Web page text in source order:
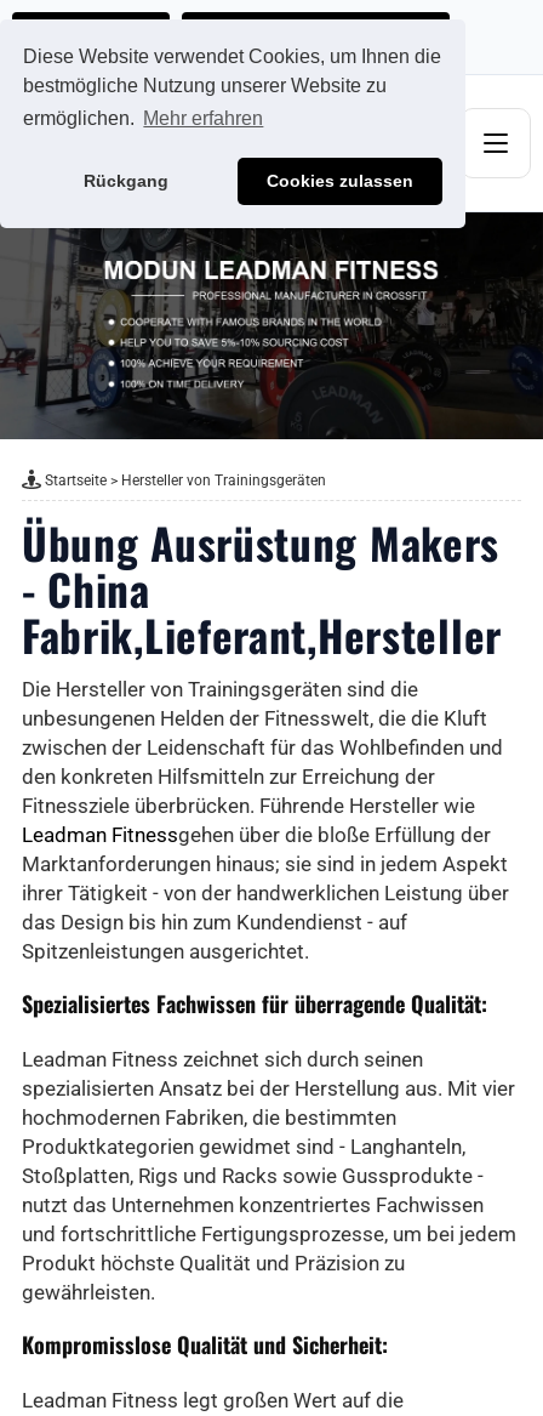
Diese Website verwendet Cookies, um Ihnen die
bestmögliche Nutzung unserer Website zu
ermöglichen. Mehr erfahren
Rückgang Cookies zulassen
Startseite> Hersteller von Trainingsgeräten
Übung Ausrüstung Makers
- China
Fabrik,Lieferant,Hersteller
Die Hersteller von Trainingsgeräten sind die
unbesungenen Helden der Fitnesswelt, die die Kluft
zwischen der Leidenschaft für das Wohlbefinden und
den konkreten Hilfsmitteln zur Erreichung der
Fitnessziele überbrücken. Führende Hersteller wie
Leadman Fitnessgehen über die bloße Erfüllung der
Marktanforderungen hinaus; sie sind in jedem Aspekt
ihrer Tätigkeit - von der handwerklichen Leistung über
das Design bis hin zum Kundendienst - auf
Spitzenleistungen ausgerichtet.
Spezialisiertes Fachwissen für überragende Qualität:
Leadman Fitness zeichnet sich durch seinen
spezialisierten Ansatz bei der Herstellung aus. Mit vier
hochmodernen Fabriken, die bestimmten
Produktkategorien gewidmet sind - Langhanteln,
Stoßplatten, Rigs und Racks sowie Gussprodukte -
nutzt das Unternehmen konzentriertes Fachwissen
und fortschrittliche Fertigungsprozesse, um bei jedem
Produkt höchste Qualität und Präzision zu
gewährleisten.
Kompromisslose Qualität und Sicherheit:
Leadman Fitness legt großen Wert auf die